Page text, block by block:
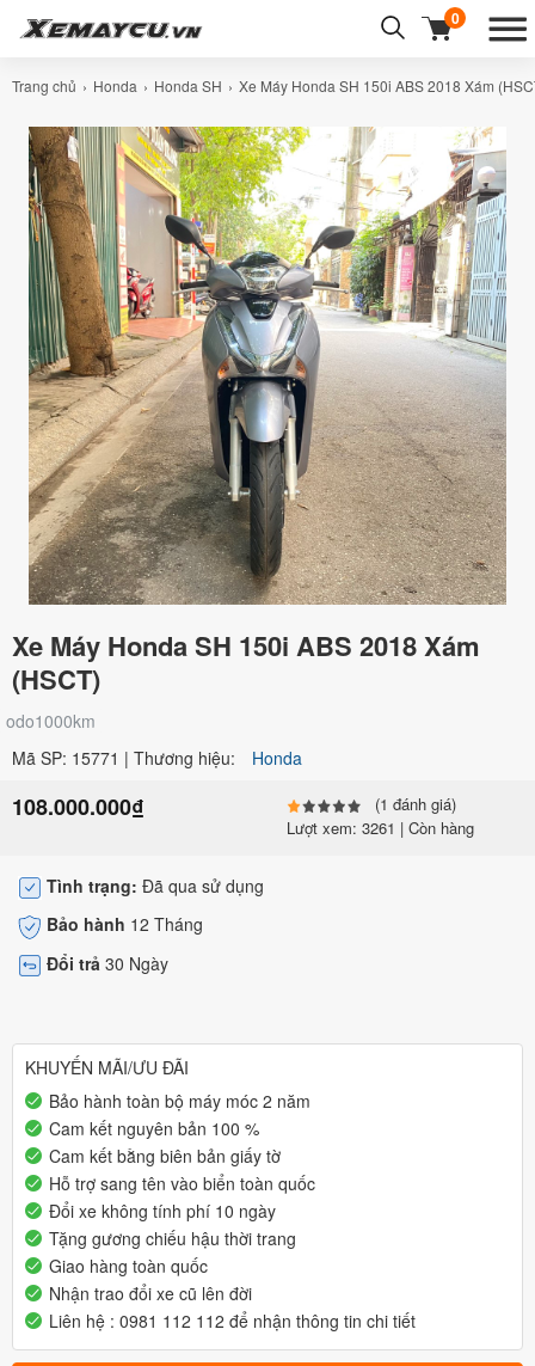
0
Trang chủ Honda Honda SH Xe Máy Honda SH 150i ABS 2018 Xám
Xe Máy Honda SH 150i ABS 2018 Xám
(HSCT)
odo1000km
Mã SP: 15771 | Thương hiệu:
Honda
108.000.000₫
(1 đánh giá)
Lượt xem: 3261 | Còn hàng
Tình trạng: Đã qua sử dụng
Bảo hành 12 Tháng
Đổi trả 30 Ngày
KHUYẾN MÃI/ƯU ĐÃI
Bảo hành toàn bộ máy móc 2 năm
Cam kết nguyên bản 100 %
Cam kết bằng biên bản giấy tờ
Hỗ trợ sang tên vào biển toàn quốc
Đổi xe không tính phí 10 ngày
Tặng gương chiếu hậu thời trang
Giao hàng toàn quốc
Nhận trao đổi xe cũ lên đời
Liên hệ : 0981 112 112 để nhận thông tin chi tiết